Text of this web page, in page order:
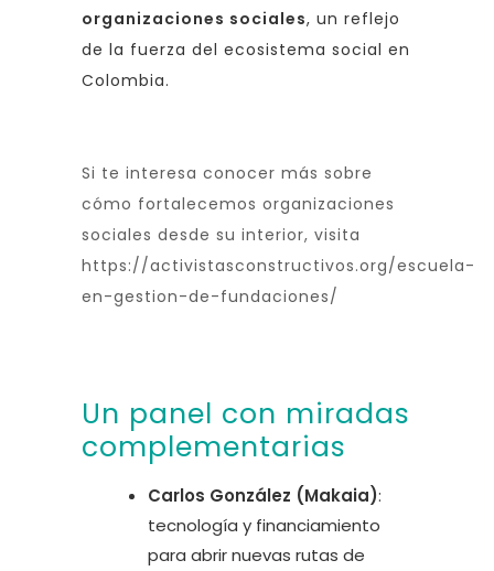
organizaciones sociales, un reflejo
de la fuerza del ecosistema social en
Colombia.
Si te interesa conocer más sobre
cómo fortalecemos organizaciones
sociales desde su interior, visita
https://activistasconstructivos.org/escuela-
en-gestion-de-fundaciones/
Un panel con miradas
complementarias
Carlos González (Makaia):
tecnología y financiamiento
para abrir nuevas rutas de